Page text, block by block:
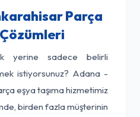
Parça
yerine sadece belirli
istiyorsunuz? Adana -
eşya taşıma hizmetimiz
birden fazla müşterinin